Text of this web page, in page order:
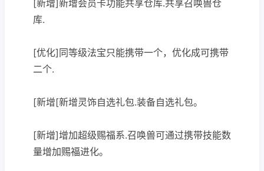
[新增]新增会员卡功能共享仓库.共享召唤兽仓
库.
[优化]同等级法宝只能携带一个，优化成可携带
二个.
[新增[新增灵饰自选礼包.装备自选礼包。
[新增]增加超级赐福系.召唤兽可通过携带技能数
量增加赐福进化。